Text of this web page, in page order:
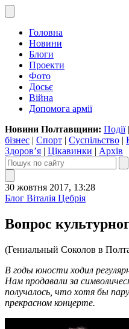
Головна
Новини
Блоги
Проекти
Фото
Досьє
Війна
Допомога армії
Новини Полтавщини: Події|
бізнес | Спорт | Суспільство |
Здоров’я | Цікавинки | Архів
30 жовтня 2017, 13:28
Блог Віталія Цебрія
Вопрос
(Гениальный Соколов в
В годы юности ходил
Нам продавали за
получалось, что хотя бы
прекрасном концерте.